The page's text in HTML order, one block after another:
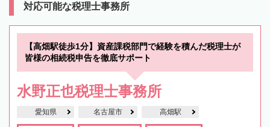
対応可能な税理士事務所
【高畑駅徒歩1分】資産課税部門で経験を積んだ税理士が
皆様の相続税申告を徹底サポート
水野正也税理士事務所
愛知県 名古屋市 高畑駅